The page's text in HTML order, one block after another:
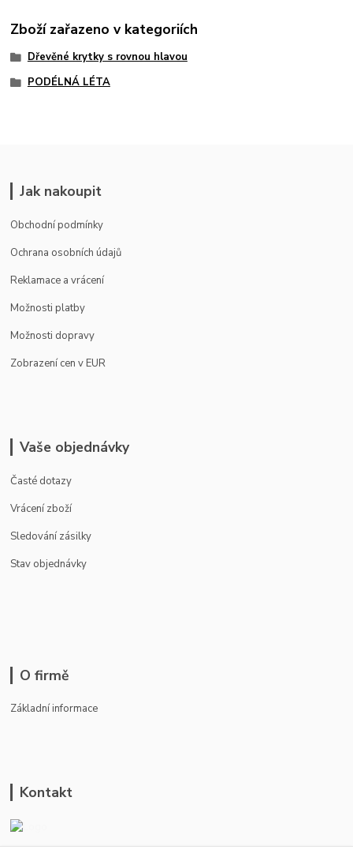
Zboží zařazeno v kategoriích
Dřevěné krytky s rovnou hlavou
PODÉLNÁ LÉTA
Jak nakoupit
Obchodní podmínky
Ochrana osobních údajů
Reklamace a vrácení
Možnosti platby
Možnosti dopravy
Zobrazení cen v EUR
Vaše objednávky
Časté dotazy
Vrácení zboží
Sledování zásilky
Stav objednávky
O firmě
Základní informace
Kontakt